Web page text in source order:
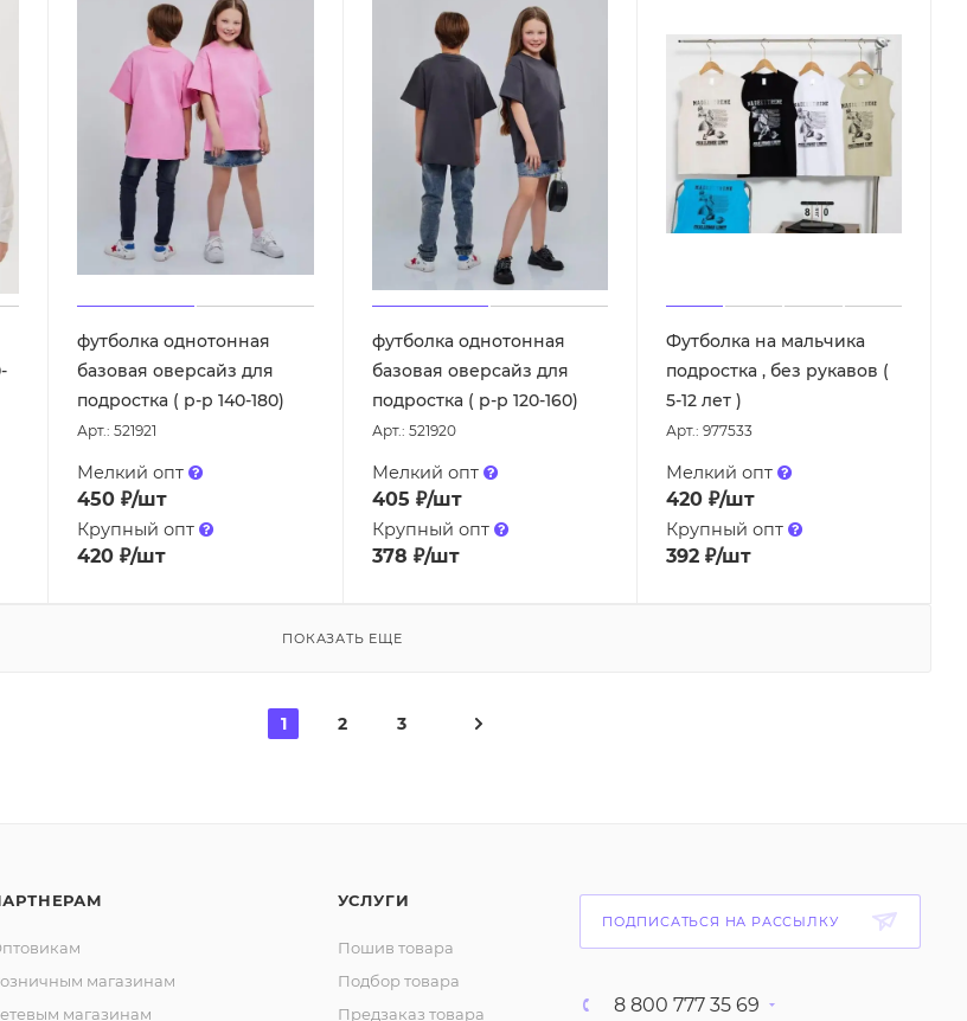
футболка однотонная
базовая оверсайз для
подростка ( р-р 140-180)
Арт.: 521921
Мелкий опт
450 ₽/шт
Крупный опт
420 ₽/шт
футболка однотонная
базовая оверсайз для
подростка ( р-р 120-160)
Арт.: 521920
Мелкий опт
405 ₽/шт
Крупный опт
378 ₽/шт
Футболка на мальчика
подростка , без рукавов (
5-12 лет )
Арт.: 977533
Мелкий опт
420₽/шт
Крупный опт
392₽/шт
ПОКАЗАТЬ ЕЩЕ
1 2 3
магазинам
магазинам
УСЛУГИ
Пошив товара
Подбор товара
Предзаказ товара
ПОДПИСАТЬСЯ НА РАССЫЛКУ
8 800 777 35 69